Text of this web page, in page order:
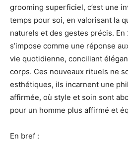
grooming superficiel, c’est une
temps pour soi, en valorisant la
naturels et des gestes précis. En
s’impose comme une réponse
vie quotidienne, conciliant
corps. Ces nouveaux rituels ne
esthétiques, ils incarnent une
affirmée, où style et soin sont
pour un homme plus affirmé et
En bref :